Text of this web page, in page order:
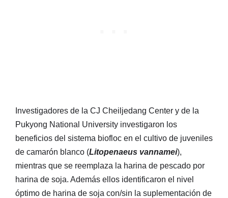
Investigadores de la CJ Cheiljedang Center y de la
Pukyong National University investigaron los
beneficios del sistema biofloc en el cultivo de juveniles
de camarón blanco (Litopenaeus vannamei),
mientras que se reemplaza la harina de pescado por
harina de soja. Además ellos identificaron el nivel
óptimo de harina de soja con/sin la suplementación de